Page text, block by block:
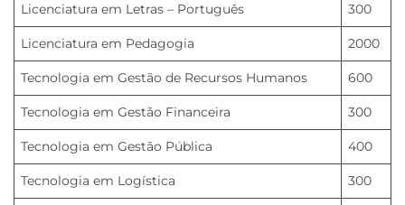
Licenciatura em Letras – Português 300
Licenciatura em Pedagogia 2000
Tecnologia em Gestão de Recursos Humanos 600
Tecnologia em Gestão Financeira 300
Tecnologia em Gestão Pública 400
Tecnologia em Logística 300